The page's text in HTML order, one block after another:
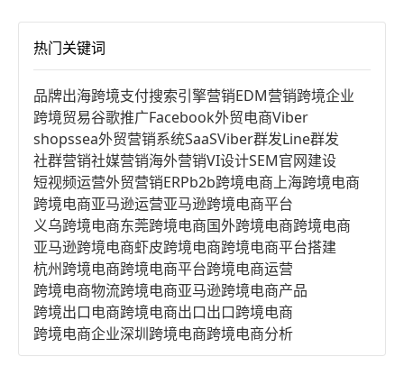
热门关键词
品牌出海跨境支付搜索引擎营销EDM营销跨境企业
跨境贸易谷歌推广Facebook外贸电商Viber
shopssea外贸营销系统SaaSViber群发Line群发
社群营销社媒营销海外营销VI设计SEM官网建设
短视频运营外贸营销ERPb2b跨境电商上海跨境电商
跨境电商亚马逊运营亚马逊跨境电商平台
义乌跨境电商东莞跨境电商国外跨境电商跨境电商
亚马逊跨境电商虾皮跨境电商跨境电商平台搭建
杭州跨境电商跨境电商平台跨境电商运营
跨境电商物流跨境电商亚马逊跨境电商产品
跨境出口电商跨境电商出口出口跨境电商
跨境电商企业深圳跨境电商跨境电商分析
进口跨境电商跨境电商服务广州跨境电商